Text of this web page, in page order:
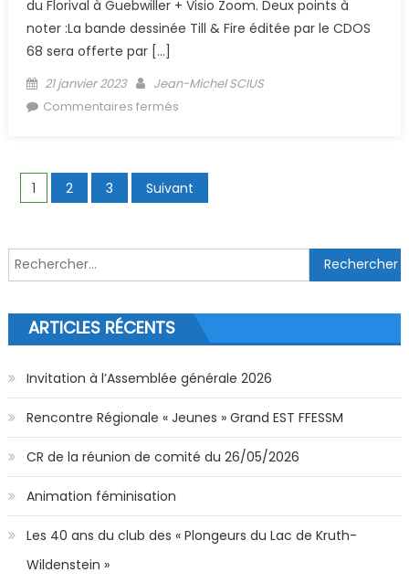
du Florival à Guebwiller + Visio Zoom. Deux points à
noter :La bande dessinée Till & Fire éditée par le CDOS
68 sera offerte par […]
Posted on
21 janvier 2023 Author
Jean-Michel SCIUS
Commentaires fermés
Navigation des articles
1 2 3 Suivant
Rechercher :
ARTICLES RÉCENTS
Invitation à l’Assemblée générale 2026
Rencontre Régionale « Jeunes » Grand EST FFESSM
CR de la réunion de comité du 26/05/2026
Animation féminisation
Les 40 ans du club des « Plongeurs du Lac de Kruth-
Wildenstein »